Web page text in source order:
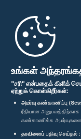
உங்கள்
"சரி" என்பதைக் கிளிக்
ஏற்றுக் கொள்கிறீர்கள்:
அமர்வு கண்காணிப்பு
ரீதியான
கண்காணிக்க
தரவினைப் பதிவு செய்தல் :
முதற்பக்கம்
பாராளுமன்ற கையடக்க செயலி
எம்மை பின்தொடர்க :